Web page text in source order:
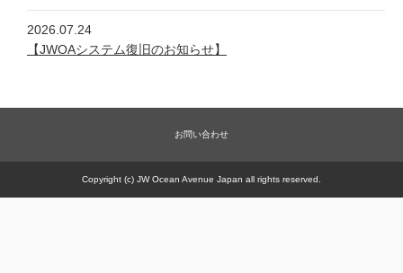
2026.07.24
【JWOAシステム復旧のお知らせ】
システム不具合について
新規商品【太古の甕 細胞浴サロン営業権】販売一時休止の件
お問い合わせ
Copyright (c) JW Ocean Avenue Japan all rights reserved.